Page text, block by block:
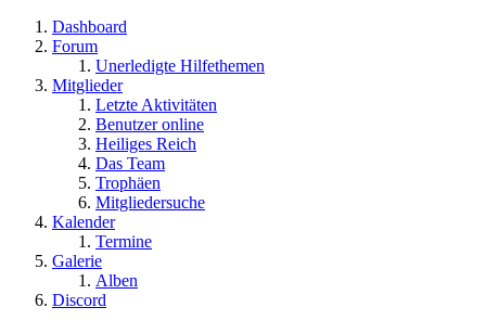
Dashboard
Forum
Unerledigte Hilfethemen
Mitglieder
Letzte Aktivitäten
Benutzer online
Heiliges Reich
Das Team
Trophäen
Mitgliedersuche
Kalender
Termine
Galerie
Alben
Discord